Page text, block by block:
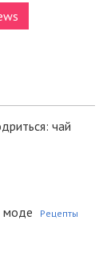
чай
моде Рецепты